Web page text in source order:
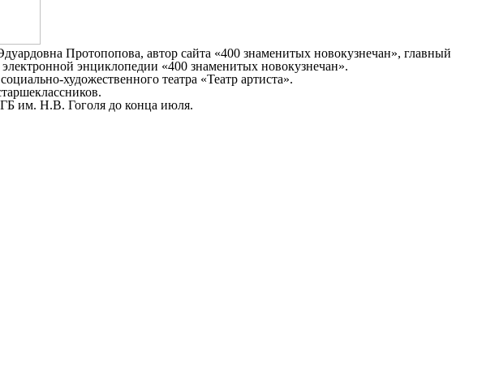
Протопопова, автор сайта «400 знаменитых новокузнечан», главный
энциклопедии «400 знаменитых новокузнечан».
художественного театра «Театр артиста».
им. Н.В. Гоголя до конца июля.